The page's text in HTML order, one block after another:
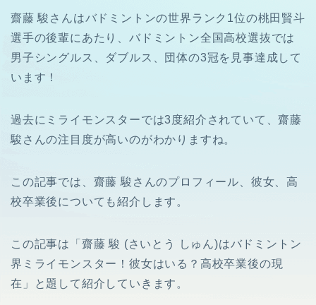
齋藤 駿さんはバドミントンの世界ランク1位の桃田賢斗
選手の後輩にあたり、バドミントン全国高校選抜では
男子シングルス、ダブルス、団体の3冠を見事達成して
います！
過去にミライモンスターでは3度紹介されていて、齋藤
駿さんの注目度が高いのがわかりますね。
この記事では、齋藤 駿さんのプロフィール、彼女、高
校卒業後についても紹介します。
この記事は「齋藤 駿 (さいとう しゅん)はバドミントン
界ミライモンスター！彼女はいる？高校卒業後の現
在」と題して紹介していきます。